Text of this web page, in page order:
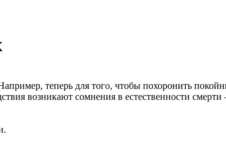
теперь для того, чтобы похоронить
возникают сомнения в естественности смерти